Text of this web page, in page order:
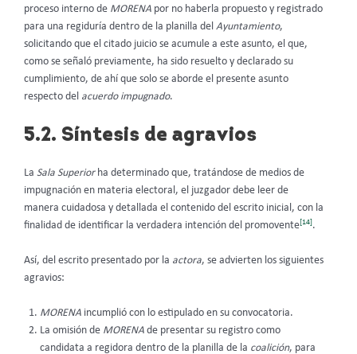
proceso interno de MORENA por no haberla propuesto y registrado
para una regiduría dentro de la planilla del Ayuntamiento,
solicitando que el citado juicio se acumule a este asunto, el que,
como se señaló previamente, ha sido resuelto y declarado su
cumplimiento, de ahí que solo se aborde el presente asunto
respecto del acuerdo impugnado.
5.2. Síntesis de agravios
La Sala Superiorha determinado que, tratándose de medios de
impugnación en materia electoral, el juzgador debe leer de
manera cuidadosa y detallada el contenido del escrito inicial, con la
finalidad de identificar la verdadera intención del promovente[14].
Así, del escrito presentado por la actora, se advierten los siguientes
agravios:
MORENA incumplió con lo estipulado en su convocatoria.
La omisión de MORENA de presentar su registro como
candidata a regidora dentro de la planilla de la coalición, para